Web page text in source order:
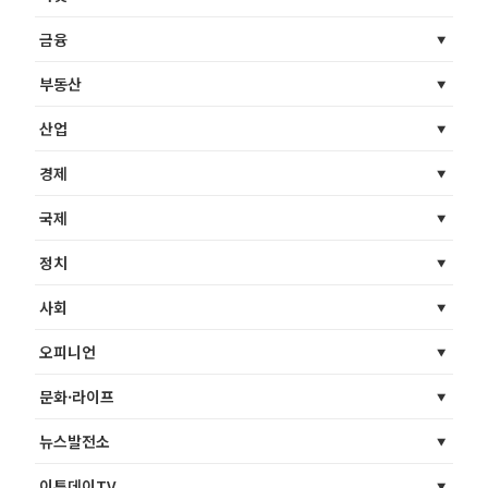
금융
부동산
산업
경제
국제
정치
사회
오피니언
문화·라이프
뉴스발전소